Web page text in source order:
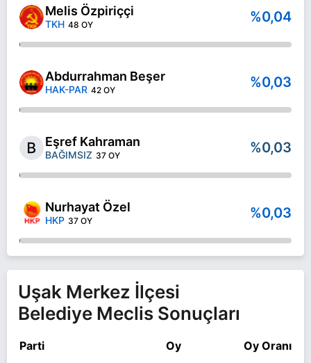
Melis Özpiriççi
TKH 48 OY %0,04
Abdurrahman Beşer
HAK-PAR 42 OY %0,03
Eşref Kahraman
BAĞIMSIZ 37 OY %0,03
Nurhayat Özel
HKP 37 OY %0,03
Uşak Merkez İlçesi
Belediye Meclis Sonuçları
Parti Oy Oy Oranı